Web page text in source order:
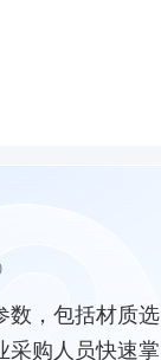
数，包括材质选
采购人员快速掌